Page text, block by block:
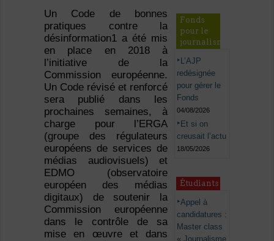
Un Code de bonnes
pratiques contre la
désinformation1 a été mis
en place en 2018 à
l’initiative de la
Commission européenne.
Un Code révisé et renforcé
sera publié dans les
prochaines semaines, à
charge pour l’ERGA
(groupe des régulateurs
européens de services de
médias audiovisuels) et
EDMO (observatoire
européen des médias
digitaux) de soutenir la
Commission européenne
dans le contrôle de sa
mise en œuvre et dans
Fonds
pour le
journalisme
L’AJP
redésignée
pour gérer le
Fonds
04/08/2026
Et si on
creusait l’actu
18/05/2026
Étudiants
Appel à
candidatures :
Master class
« Journalisme